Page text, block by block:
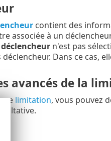
contient des
associée à un
n'est pas
déclencheur. Dans ce cas,
avancés de la
limitation, vous pouvez